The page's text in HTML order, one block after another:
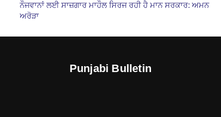
ਨੌਜਵਾਨਾਂ ਲਈ ਸਾਜ਼ਗਾਰ ਮਾਹੌਲ ਸਿਰਜ ਰਹੀ ਹੈ ਮਾਨ ਸਰਕਾਰ: ਅਮਨ
ਅਰੋੜਾ
Punjabi Bulletin